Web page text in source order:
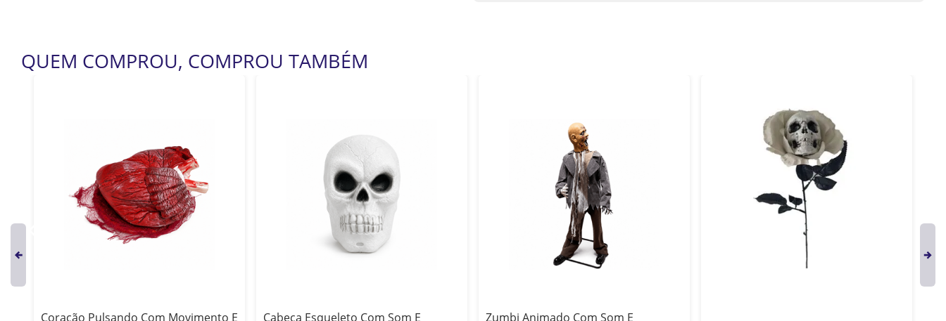
QUEM COMPROU, COMPROU TAMBÉM
Coração Pulsando Com Movimento E Cabeça Esqueleto Com Som E Zumbi Animado Com Som E